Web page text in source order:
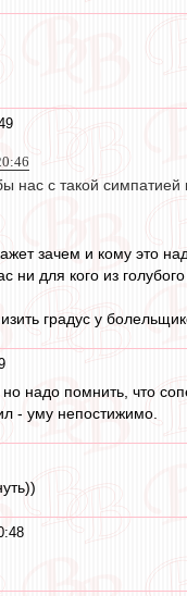
нас с такой симпатией
зачем и кому это
ни для кого из
градус у
надо помнить, что
- уму непостижимо.